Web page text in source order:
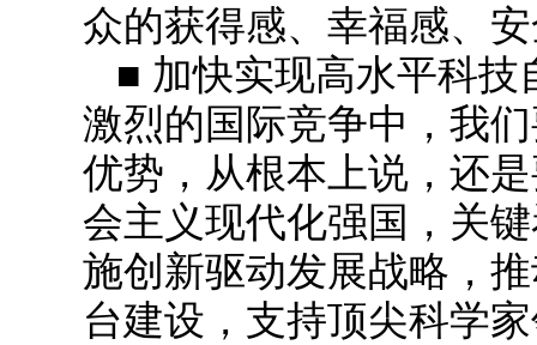
众的获得感、幸福感、
■ 加快实现高水平科
激烈的国际竞争中，我
优势，从根本上说，还
会主义现代化强国，关
施创新驱动发展战略，
台建设，支持顶尖科学